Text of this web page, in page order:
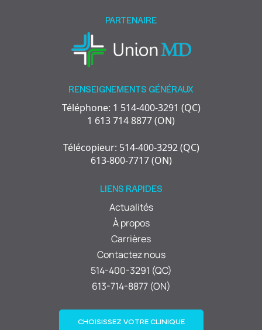
RENSEIGNEMENTS GÉNÉRAUX
Téléphone: 1 514-400-3291 (QC)
1 613 714 8877 (ON)
Télécopieur: 514-400-3292 (QC)
613-800-7717 (ON)
PARTENAIRE
LIENS RAPIDES
Actualités
À propos
Carrières
Contactez nous
514-400-3291 (QC)
613-714-8877 (ON)
CHOISISSEZ VOTRE CLINIQUE